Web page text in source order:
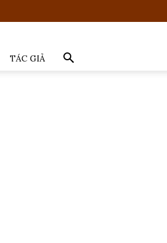
TÁC GIẢ